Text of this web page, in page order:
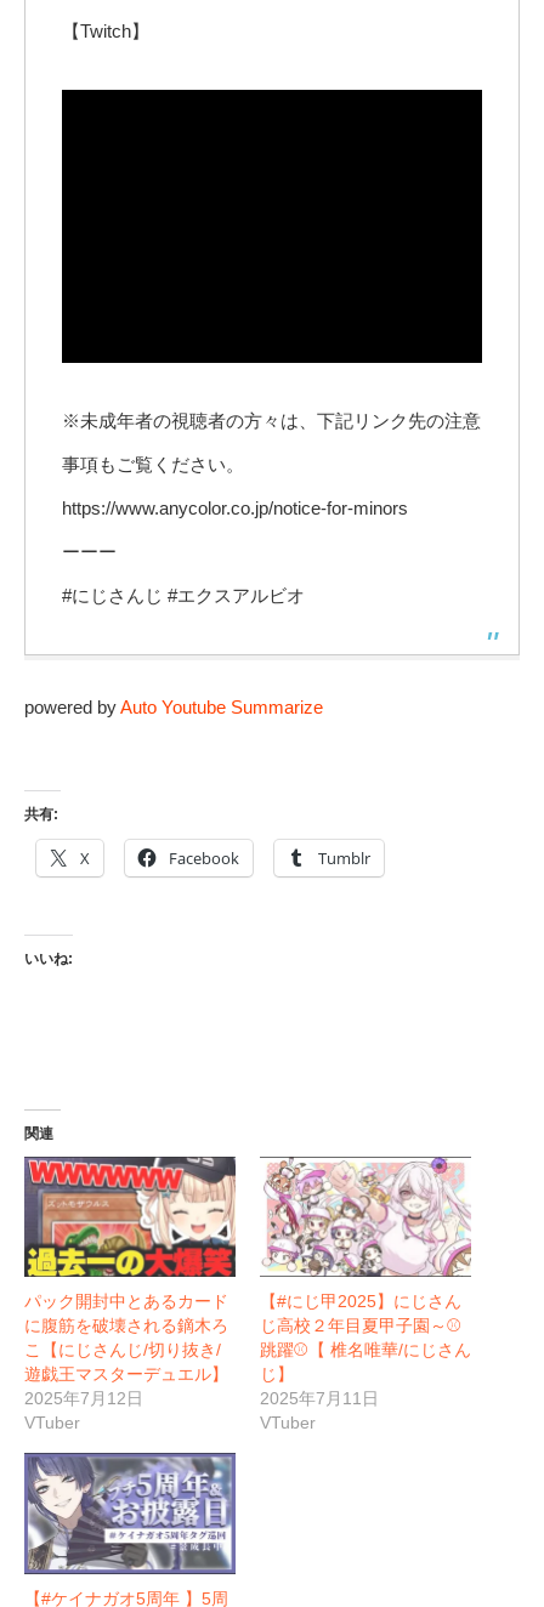
【Twitch】
※未成年者の視聴者の方々は、下記リンク先の注意
事項もご覧ください。
https://www.anycolor.co.jp/notice-for-minors
ーーー
#にじさんじ #エクスアルビオ
powered byAuto Youtube Summarize
共有:
X Facebook Tumblr
いいね:
関連
パック開封中とあるカード
に腹筋を破壊される鏑木ろ
こ【にじさんじ/切り抜き/
遊戯王マスターデュエル】
2025年7月12日
VTuber
【#にじ甲2025】にじさん
じ高校２年目夏甲子園～⚾
跳躍⚾【 椎名唯華/にじさん
じ】
2025年7月11日
VTuber
【#ケイナガオ5周年 】5周